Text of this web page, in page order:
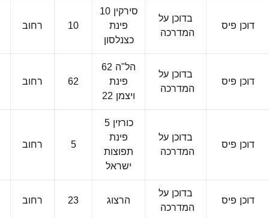
דוכן פיס בדוכן על
המדרכה
סירקין 10
פינת
כצנלסון
10 רחוב
דוכן פיס בדוכן על
המדרכה
הל"ה 62
פינת
ויצמן 22
62 רחוב
דוכן פיס בדוכן על
המדרכה
כורזין 5
פינת
תפוצות
ישראל
5 רחוב
דוכן פיס בדוכן על
המדרכה הרצוג 23 רחוב